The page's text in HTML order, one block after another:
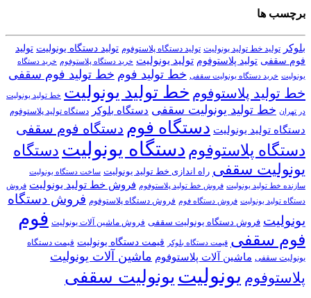
برچسب ها
بلوکر تولید خط تولید یونولیت تولید دستگاه پلاستوفوم تولید دستگاه یونولیت تولید
فوم سقفی تولید پلاستوفوم تولید یونولیت خرید دستگاه پلاستوفوم خرید دستگاه
یونولیت خرید دستگاه یونولیت سقفی خط تولید فوم خط تولید فوم سقفی
خط تولید پلاستوفوم خط تولید یونولیت خط تولید یونولیت
در تهران خط تولید یونولیت سقفی دستگاه بلوکر دستگاه تولید پلاستوفوم
دستگاه تولید یونولیت دستگاه فوم دستگاه فوم سقفی
دستگاه پلاستوفوم دستگاه یونولیت دستگاه
یونولیت سقفی راه اندازی خط تولید یونولیت ساخت دستگاه یونولیت
سازنده خط تولید یونولیت فروش خط تولید پلاستوفوم فروش خط تولید یونولیت فروش
دستگاه تولید یونولیت فروش دستگاه فوم فروش دستگاه پلاستوفوم فروش دستگاه
یونولیت فروش دستگاه یونولیت سقفی فروش ماشین آلات یونولیت فوم
فوم سقفی قیمت دستگاه بلوکر قیمت دستگاه یونولیت قیمت دستگاه
یونولیت سقفی ماشین آلات پلاستوفوم ماشین آلات یونولیت
پلاستوفوم یونولیت یونولیت سقفی